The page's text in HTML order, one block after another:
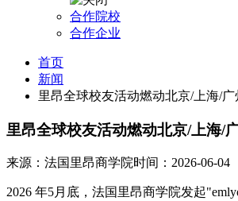
合作院校
合作企业
首页
新闻
里昂全球校友活动燃动北京/上海/广
里昂全球校友活动燃动北京/上海/
来源：法国里昂商学院时间：2026-06-04
2026 年5月底，法国里昂商学院发起